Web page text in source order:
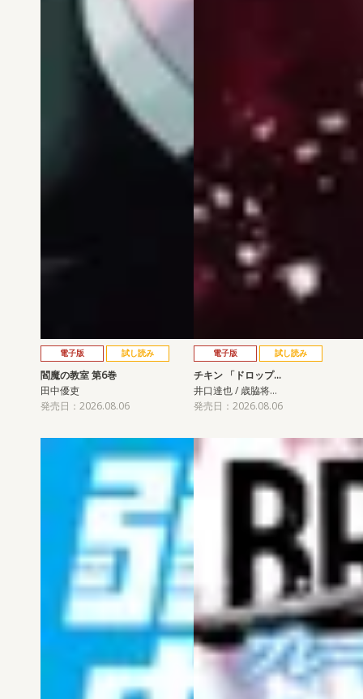
電子版 試し読み
閻魔の教室 第6巻
田中優吏
発売日：2026.08.06
電子版 試し読み
チキン 「ドロップ…
井口達也 / 歳脇将…
発売日：2026.08.06